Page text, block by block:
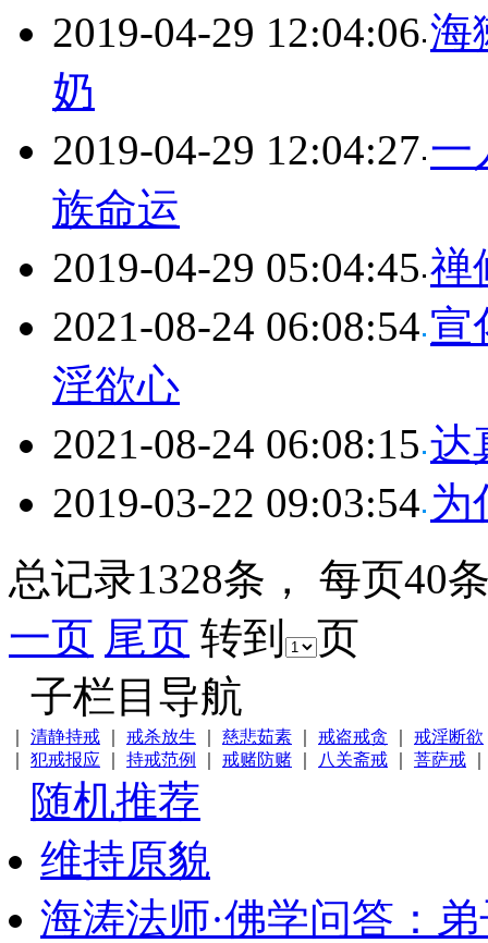
2019-04-29 12:04:06 海
奶
2019-04-29 12:04:27 一
族命运
2019-04-29 05:04:45 禅
2021-08-24 06:08:54 宣
淫欲心
2021-08-24 06:08:15 达
2019-03-22 09:03:54 为
总记录1328条， 每页40
一页 尾页 转到
页
子栏目导航
清静持戒 戒杀放生 慈悲茹素 戒盗戒贪
戒淫断欲
犯戒报应 持戒范例 戒赌防赌 八关斋戒 菩萨戒
随机推荐
维持原貌
海涛法师·佛学问答：